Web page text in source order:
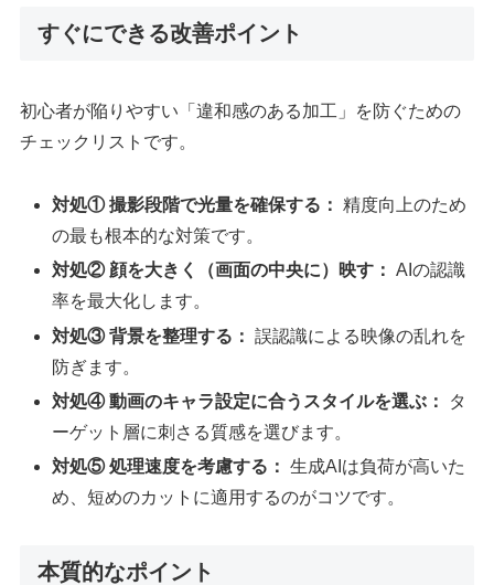
すぐにできる改善ポイント
初心者が陥りやすい「違和感のある加工」を防ぐための
チェックリストです。
対処① 撮影段階で光量を確保する： 精度向上のため
の最も根本的な対策です。
対処② 顔を大きく（画面の中央に）映す： AIの認識
率を最大化します。
対処③ 背景を整理する： 誤認識による映像の乱れを
防ぎます。
対処④ 動画のキャラ設定に合うスタイルを選ぶ：
タ
ーゲット層に刺さる質感を選びます。
対処⑤ 処理速度を考慮する： 生成AIは負荷が高いた
め、短めのカットに適用するのがコツです。
本質的なポイント